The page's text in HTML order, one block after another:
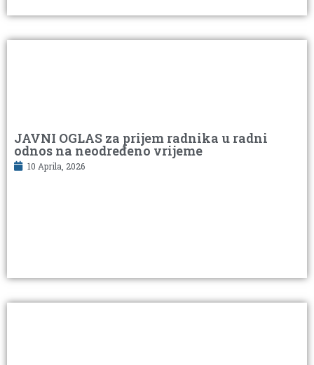
JAVNI OGLAS za prijem radnika u radni
odnos na neodređeno vrijeme
10 Aprila, 2026